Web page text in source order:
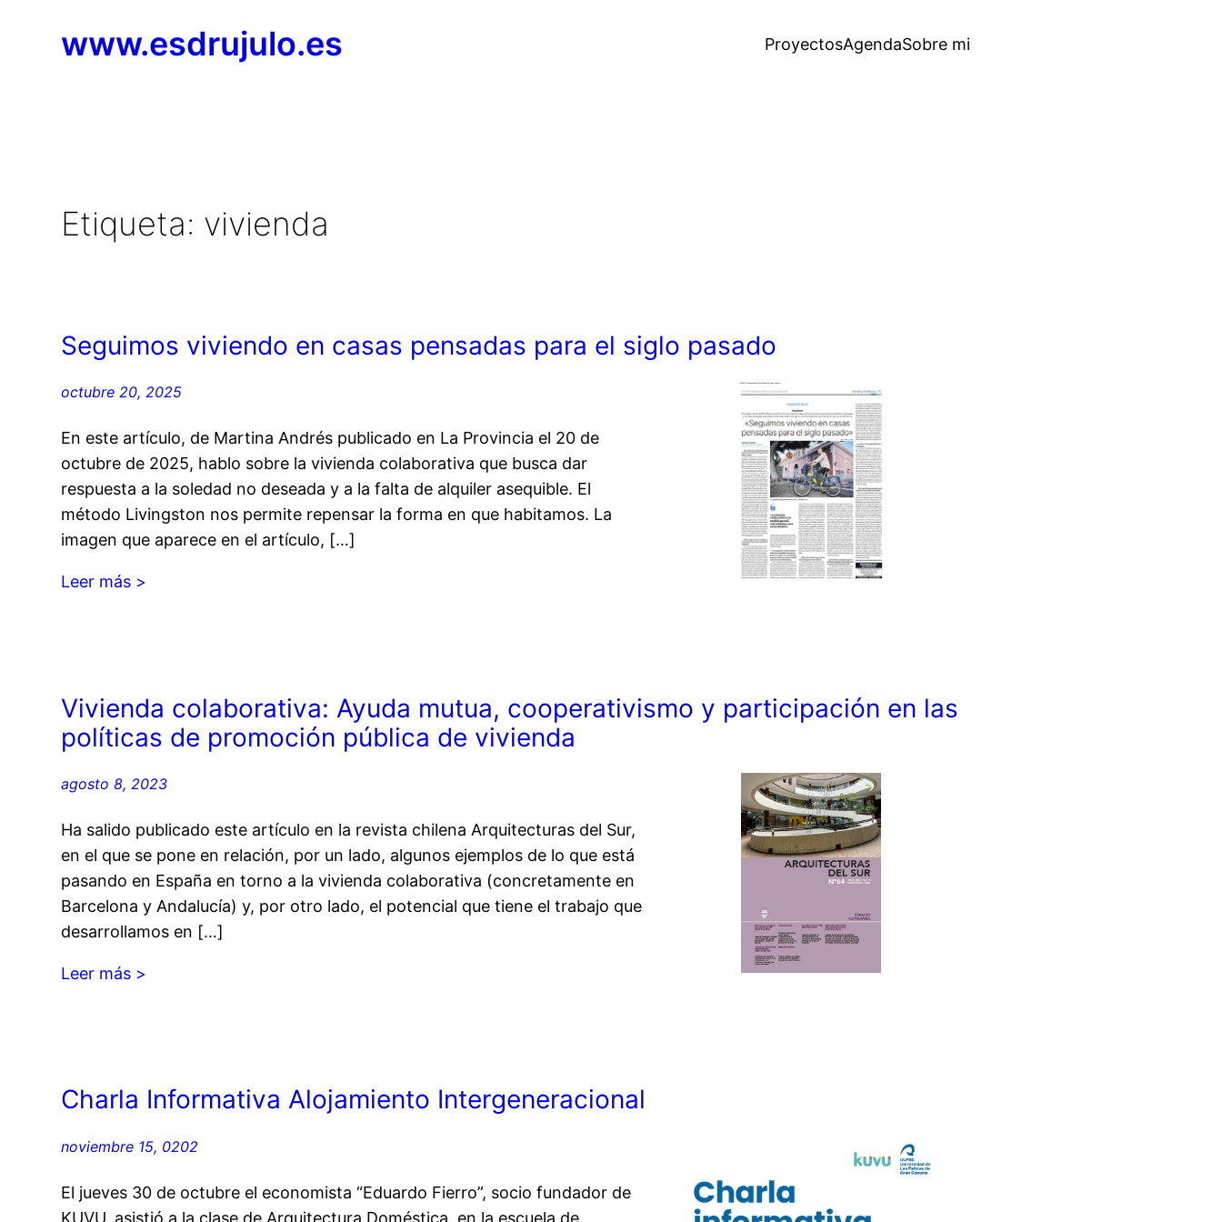
www.esdrujulo.es ProyectosAgendaSobre mi
Etiqueta: vivienda
Seguimos viviendo en casas pensadas para el siglo pasado
octubre 20, 2025
En este artículo, de Martina Andrés publicado en La Provincia el 20 de
octubre de 2025, hablo sobre la vivienda colaborativa que busca dar
respuesta a la soledad no deseada y a la falta de alquiler asequible. El
método Livingston nos permite repensar la forma en que habitamos. La
imagen que aparece en el artículo, […]
Leer más >
Vivienda colaborativa: Ayuda mutua, cooperativismo y participación en las
políticas de promoción pública de vivienda
agosto 8, 2023
Ha salido publicado este artículo en la revista chilena Arquitecturas del Sur,
en el que se pone en relación, por un lado, algunos ejemplos de lo que está
pasando en España en torno a la vivienda colaborativa (concretamente en
Barcelona y Andalucía) y, por otro lado, el potencial que tiene el trabajo que
desarrollamos en […]
Leer más >
Charla Informativa Alojamiento Intergeneracional
noviembre 15, 0202
El jueves 30 de octubre el economista “Eduardo Fierro”, socio fundador de
KUVU, asistió a la clase de Arquitectura Doméstica, en la escuela de